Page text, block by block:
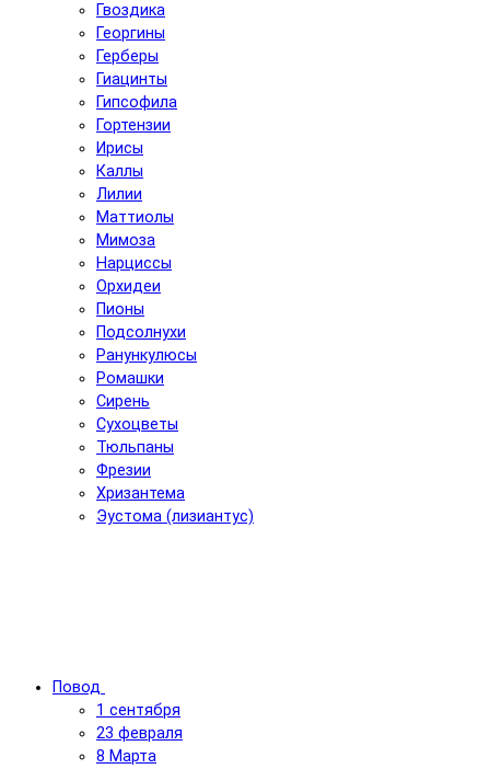
Гвоздика
Георгины
Герберы
Гиацинты
Гипсофила
Гортензии
Ирисы
Каллы
Лилии
Маттиолы
Мимоза
Нарциссы
Орхидеи
Пионы
Подсолнухи
Ранункулюсы
Ромашки
Сирень
Сухоцветы
Тюльпаны
Фрезии
Хризантема
Эустома (лизиантус)
Повод
1 сентября
23 февраля
8 Марта